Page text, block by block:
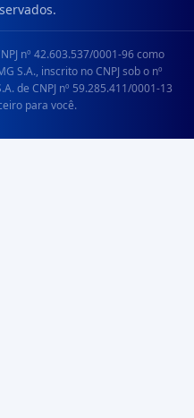
nº 42.603.537/0001-96 como
S.A., inscrito no CNPJ sob o nº
de CNPJ nº 59.285.411/0001-13
para você.